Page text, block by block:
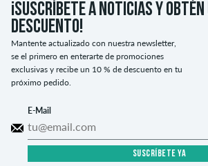
¡Suscríbete a noticias y obtén
descuento!
Mantente actualizado con nuestra newsletter,
se el primero en enterarte de promociones
exclusivas y recibe un 10 % de descuento en tu
próximo pedido.
E-Mail
SUSCRÍBETE YA